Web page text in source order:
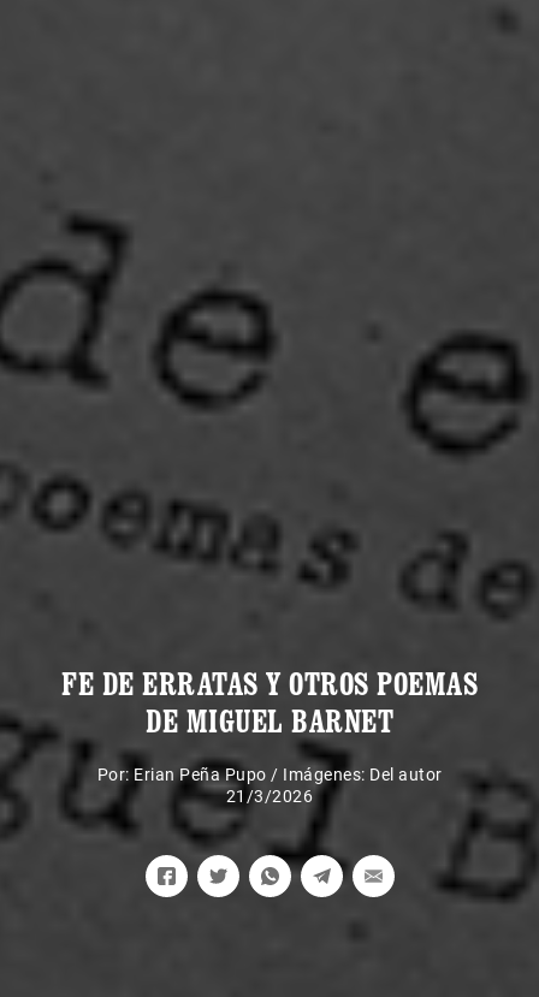
FE DE ERRATAS Y OTROS POEMAS
DE MIGUEL BARNET
Por: Erian Peña Pupo / Imágenes: Del autor
21/3/2026